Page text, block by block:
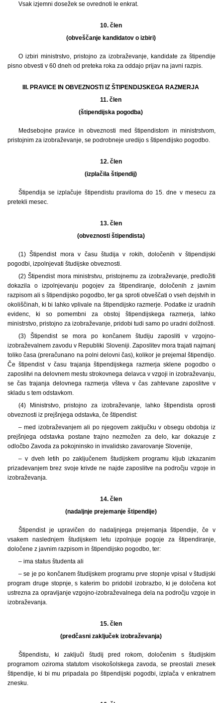
Vsak izjemni dosežek se ovrednoti le enkrat.
10. člen
(obveščanje kandidatov o izbiri)
O izbiri ministrstvo, pristojno za izobraževanje, kandidate za štipendije
pisno obvesti v 60 dneh od preteka roka za oddajo prijav na javni razpis.
III. PRAVICE IN OBVEZNOSTI IZ ŠTIPENDIJSKEGA RAZMERJA
11. člen
(štipendijska pogodba)
Medsebojne pravice in obveznosti med štipendistom in ministrstvom,
pristojnim za izobraževanje, se podrobneje uredijo s štipendijsko pogodbo.
12. člen
(izplačila štipendij)
Štipendija se izplačuje štipendistu praviloma do 15. dne v mesecu za
pretekli mesec.
13. člen
(obveznosti štipendista)
(1) Štipendist mora v času študija v rokih, določenih v štipendijski
pogodbi, izpolnjevati študijske obveznosti.
(2) Štipendist mora ministrstvu, pristojnemu za izobraževanje, predložiti
dokazila o izpolnjevanju pogojev za štipendiranje, določenih z javnim
razpisom ali s štipendijsko pogodbo, ter ga sproti obveščati o vseh dejstvih in
okoliščinah, ki bi lahko vplivale na štipendijsko razmerje. Podatke iz uradnih
evidenc, ki so pomembni za obstoj štipendijskega razmerja, lahko
ministrstvo, pristojno za izobraževanje, pridobi tudi samo po uradni dolžnosti.
(3) Štipendist se mora po končanem študiju zaposliti v vzgojno-
izobraževalnem zavodu v Republiki Sloveniji. Zaposlitev mora trajati najmanj
toliko časa (preračunano na polni delovni čas), kolikor je prejemal štipendijo.
Če štipendist v času trajanja štipendijskega razmerja sklene pogodbo o
zaposlitvi na delovnem mestu strokovnega delavca v vzgoji in izobraževanju,
se čas trajanja delovnega razmerja všteva v čas zahtevane zaposlitve v
skladu s tem odstavkom.
(4) Ministrstvo, pristojno za izobraževanje, lahko štipendista oprosti
obveznosti iz prejšnjega odstavka, če štipendist:
– med izobraževanjem ali po njegovem zaključku v obsegu obdobja iz
prejšnjega odstavka postane trajno nezmožen za delo, kar dokazuje z
odločbo Zavoda za pokojninsko in invalidsko zavarovanje Slovenije,
– v dveh letih po zaključenem študijskem programu kljub izkazanim
prizadevanjem brez svoje krivde ne najde zaposlitve na področju vzgoje in
izobraževanja.
14. člen
(nadaljnje prejemanje štipendije)
Štipendist je upravičen do nadaljnjega prejemanja štipendije, če v
vsakem naslednjem študijskem letu izpolnjuje pogoje za štipendiranje,
določene z javnim razpisom in štipendijsko pogodbo, ter:
– ima status študenta ali
– se je po končanem študijskem programu prve stopnje vpisal v študijski
program druge stopnje, s katerim bo pridobil izobrazbo, ki je določena kot
ustrezna za opravljanje vzgojno-izobraževalnega dela na področju vzgoje in
izobraževanja.
15. člen
(predčasni zaključek izobraževanja)
Štipendistu, ki zaključi študij pred rokom, določenim s študijskim
programom oziroma statutom visokošolskega zavoda, se preostali znesek
štipendije, ki bi mu pripadala po štipendijski pogodbi, izplača v enkratnem
znesku.